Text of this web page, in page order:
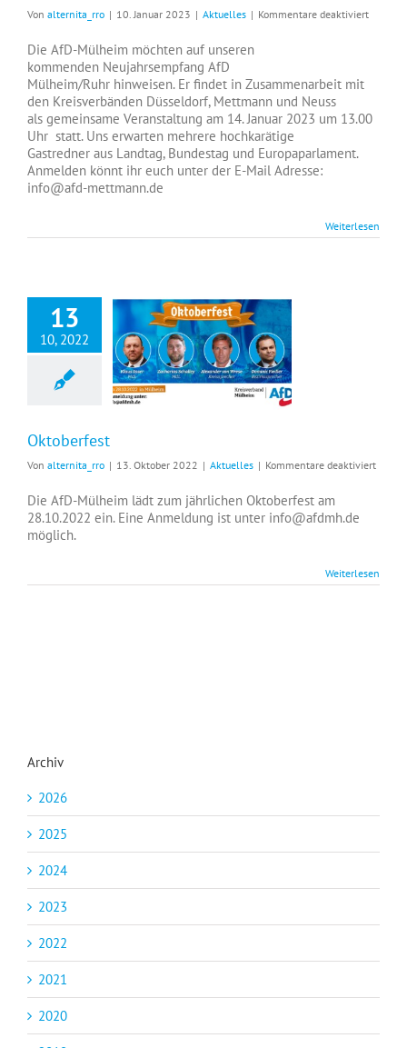
Von alternita_rro | 10. Januar 2023 | Aktuelles | Kommentare deaktiviertfür
Die AfD-Mülheim möchten auf unseren
kommenden Neujahrsempfang AfD
Mülheim/Ruhr hinweisen. Er findet in Zusammenarbeit mit
den Kreisverbänden Düsseldorf, Mettmann und Neuss
als gemeinsame Veranstaltung am 14. Januar 2023 um 13.00
Uhr statt. Uns erwarten mehrere hochkarätige
Gastredner aus Landtag, Bundestag und Europaparlament.
Anmelden könnt ihr euch unter der E-Mail Adresse:
info@afd-mettmann.de
Weiterlesen
13
10, 2022
Oktoberfest
Von alternita_rro | 13. Oktober 2022 | Aktuelles | Kommentare deaktiviertfür
Die AfD-Mülheim lädt zum jährlichen Oktoberfest am
28.10.2022 ein. Eine Anmeldung ist unter info@afdmh.de
möglich.
Weiterlesen
Archiv
2026
2025
2024
2023
2022
2021
2020